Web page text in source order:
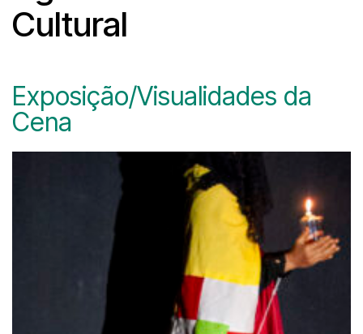
Cultural
Exposição/Visualidades da
Cena